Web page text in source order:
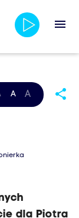
menu
A A share
dla Piotra